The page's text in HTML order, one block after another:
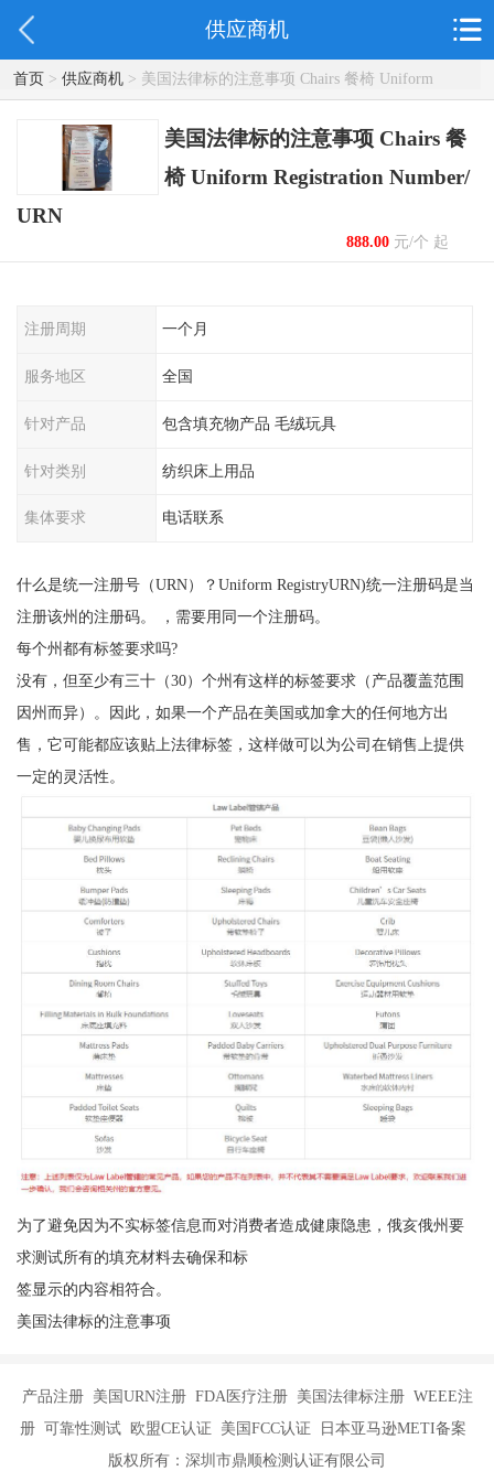
供应商机
首页> 供应商机> 美国法律标的注意事项 Chairs 餐椅 Uniform
Registration Number/ URN
美国法律标的注意事项 Chairs 餐
椅 Uniform Registration Number/
URN
888.00元/个 起
注册周期 一个月
服务地区 全国
针对产品 包含填充物产品 毛绒玩具
针对类别 纺织床上用品
集体要求 电话联系
什么是统一注册号（URN）？Uniform RegistryURN)统一注册码是当
注册该州的注册码。 ，需要用同一个注册码。
每个州都有标签要求吗?
没有，但至少有三十（30）个州有这样的标签要求（产品覆盖范围
因州而异）。因此，如果一个产品在美国或加拿大的任何地方出
售，它可能都应该贴上法律标签，这样做可以为公司在销售上提供
一定的灵活性。
为了避免因为不实标签信息而对消费者造成健康隐患，俄亥俄州要
求测试所有的填充材料去确保和标
签显示的内容相符合。
美国法律标的注意事项
产品注册 美国URN注册 FDA医疗注册 美国法律标注册 WEEE注
册 可靠性测试 欧盟CE认证 美国FCC认证 日本亚马逊METI备案
版权所有：深圳市鼎顺检测认证有限公司